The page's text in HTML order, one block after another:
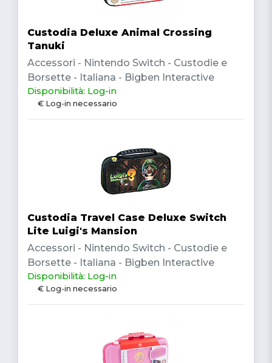
Custodia Deluxe Animal Crossing
Tanuki
Accessori - Nintendo Switch - Custodie e
Borsette - Italiana - Bigben Interactive
Disponibilità: Log-in
€ Log-in necessario
Custodia Travel Case Deluxe Switch
Lite Luigi's Mansion
Accessori - Nintendo Switch - Custodie e
Borsette - Italiana - Bigben Interactive
Disponibilità: Log-in
€ Log-in necessario